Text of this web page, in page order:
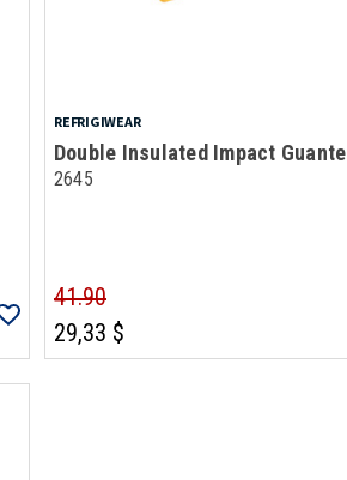
REFRIGIWEAR
Double Insulated Impact Guante
2645
41.90
29,33 $